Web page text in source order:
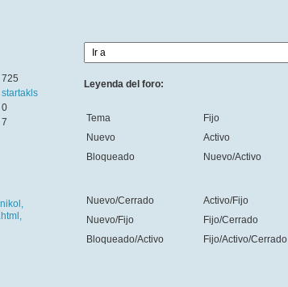
725
startakls
0
7
Leyenda del foro:
Tema
Nuevo
Bloqueado
Fijo
Activo
Nuevo/Activo
Nuevo/Cerrado
Nuevo/Fijo
Bloqueado/Activo
Activo/Fijo
Fijo/Cerrado
Fijo/Activo/Cerrado